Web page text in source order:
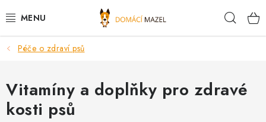
na
DOPORUČUJEME
VÝPRODEJ SKLADU
PSI
Péče o zdraví psů
Vitamíny a doplňky pro zdravé
kosti psů